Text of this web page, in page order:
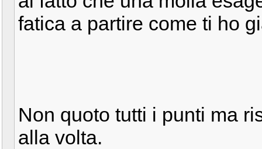
fatica a partire come ti ho
Non quoto tutti i punti ma
alla volta.